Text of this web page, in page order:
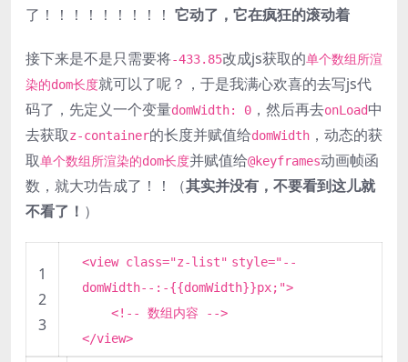
了！！！！！！！！！ 它动了，它在疯狂的滚动着
接下来是不是只需要将-433.85改成js获取的单个数组所渲
染的dom长度就可以了呢？，于是我满心欢喜的去写js代
码了，先定义一个变量domWidth: 0 ，然后再去onLoad中
去获取z-container的长度并赋值给domWidth ，动态的获
取单个数组所渲染的dom长度并赋值给@keyframes动画帧函
数，就大功告成了！！（其实并没有，不要看到这儿就
不看了！ ）
1
2
3
<view class="z-list" style="--
domWidth--:-{{domWidth}}px;">
<!-- 数组内容 -->
</view>